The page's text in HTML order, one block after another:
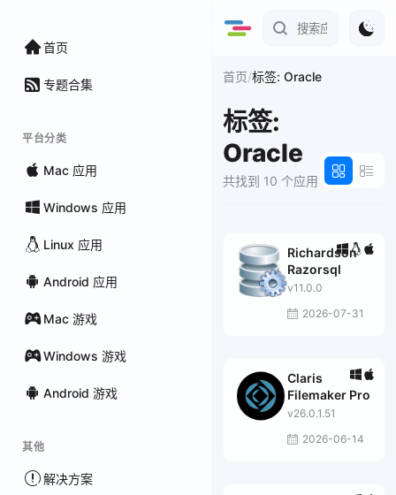
首页
专题合集
平台分类
Mac 应用
Windows 应用
Linux 应用
Android 应用
Mac 游戏
Windows 游戏
Android 游戏
其他
解决方案
首页/标签: Oracle
标签:
Oracle
共找到 10 个应用
Richardson
Razorsql
v11.0.0
2026-07-31
Claris
Filemaker Pro
v26.0.1.51
2026-06-14